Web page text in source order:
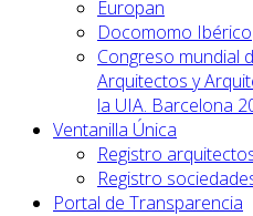
Europan
Docomomo Ibérico
Congreso mundial
Arquitectos y
la UIA. Barcelona
Ventanilla Única
Registro
Registro
Portal de Transparencia